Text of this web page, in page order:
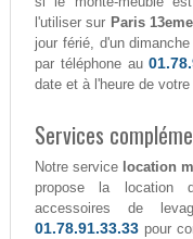
l'utiliser sur Paris 13eme
jour férié, d'un
par téléphone au
date et à l'heure de
Services
Notre service location
propose la location
accessoires de
01.78.91.33.33 pour